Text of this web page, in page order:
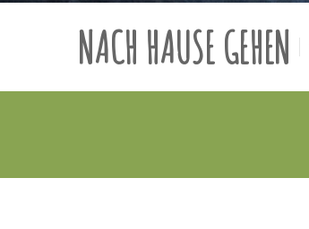
NACH HAUSE GEHEN